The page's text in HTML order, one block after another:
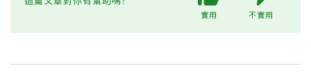
實用 不實用